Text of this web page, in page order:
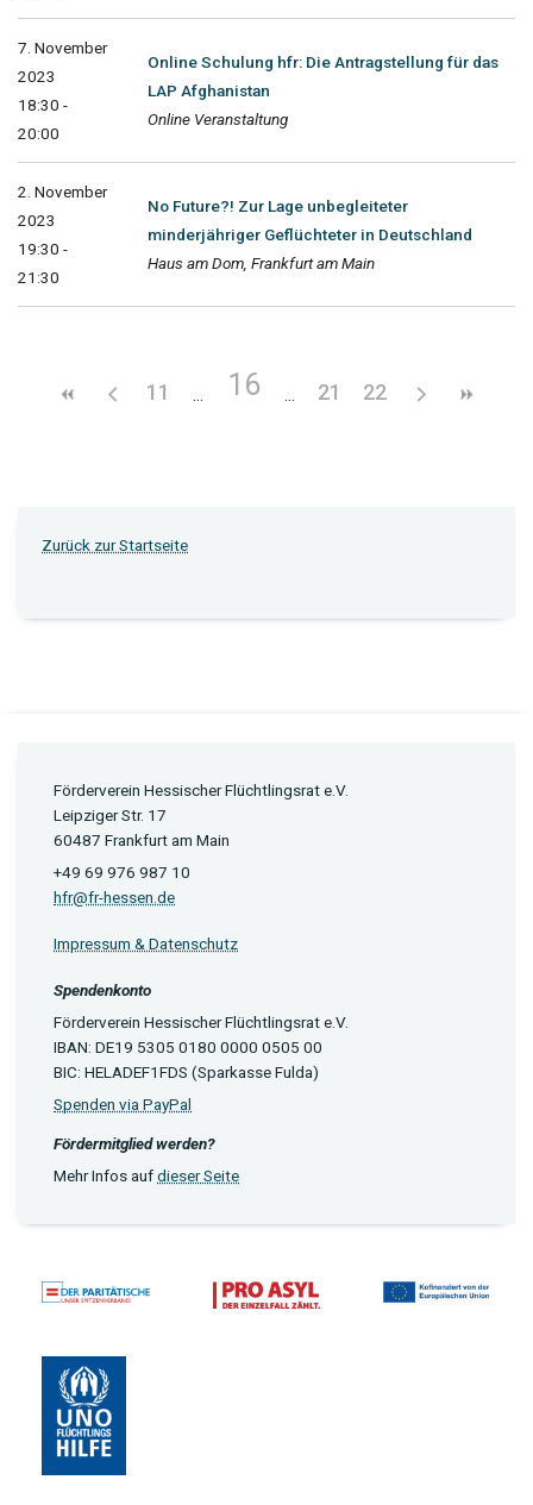
7. November
2023
18:30 -
20:00
Online Schulung hfr: Die Antragstellung für das
LAP Afghanistan
Online Veranstaltung
2. November
2023
19:30 -
21:30
No Future?! Zur Lage unbegleiteter
minderjähriger Geflüchteter in Deutschland
Haus am Dom, Frankfurt am Main
11 16 21 22
Zurück zur Startseite
Förderverein Hessischer Flüchtlingsrat e.V.
Leipziger Str. 17
60487 Frankfurt am Main
+49 69 976 987 10
hfr@fr-hessen.de
Impressum & Datenschutz
Spendenkonto
Förderverein Hessischer Flüchtlingsrat e.V.
IBAN: DE19 5305 0180 0000 0505 00
BIC: HELADEF1FDS (Sparkasse Fulda)
Spenden via PayPal
Fördermitglied werden?
Mehr Infos aufdieser Seite